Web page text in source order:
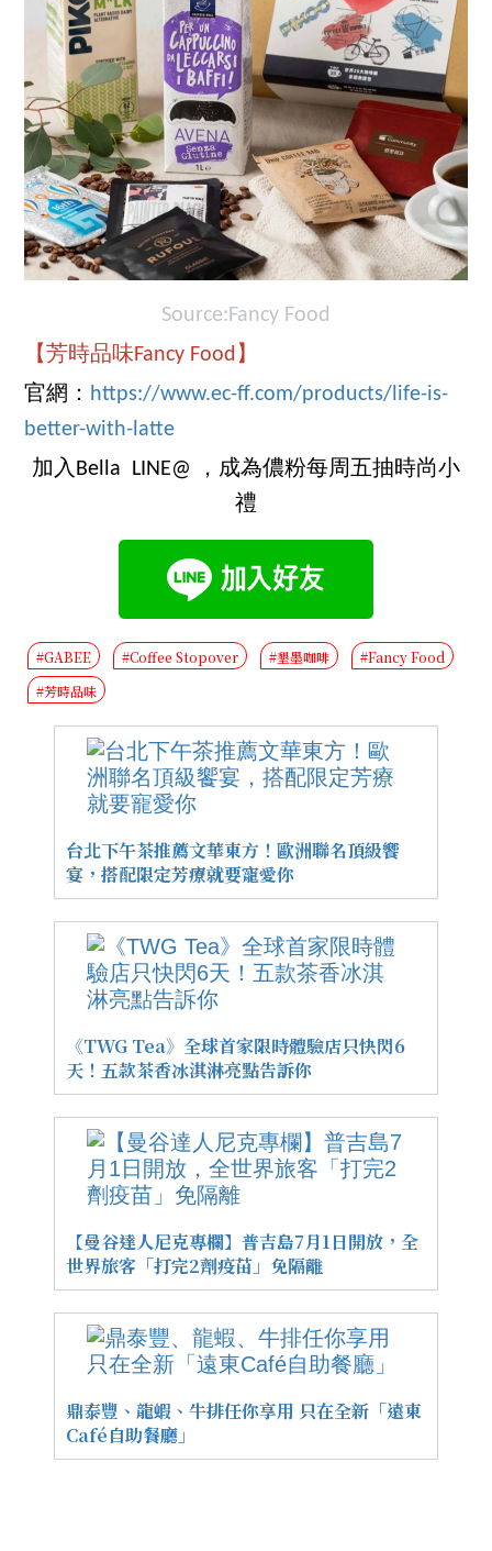
Source:Fancy Food
【芳時品味Fancy Food】
官網： https://www.ec-ff.com/products/life-is-
better-with-latte
加入Bella LINE@ ，成為儂粉每周五抽時尚小
禮
#GABEE #Coffee Stopover #墾墨咖啡
#Fancy Food
#芳時品味
台北下午茶推薦文華東方！歐洲聯名頂級饗
宴，搭配限定芳療就要寵愛你
《TWG Tea》全球首家限時體驗店只快閃6
天！五款茶香冰淇淋亮點告訴你
【曼谷達人尼克專欄】普吉島7月1日開放，全
世界旅客「打完2劑疫苗」免隔離
鼎泰豐、龍蝦、牛排任你享用 只在全新「遠東
Café自助餐廳」